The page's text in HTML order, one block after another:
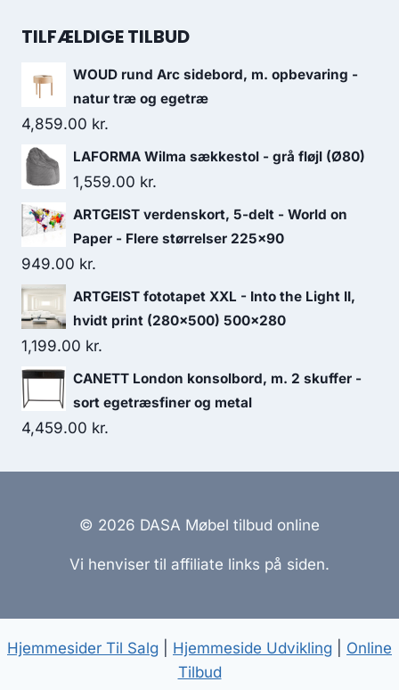
TILFÆLDIGE TILBUD
WOUD rund Arc sidebord, m. opbevaring -
natur træ og egetræ
4,859.00 kr.
LAFORMA Wilma sækkestol - grå fløjl (Ø80)
1,559.00 kr.
ARTGEIST verdenskort, 5-delt - World on
Paper - Flere størrelser 225x90
949.00 kr.
ARTGEIST fototapet XXL - Into the Light II,
hvidt print (280x500) 500x280
1,199.00 kr.
CANETT London konsolbord, m. 2 skuffer -
sort egetræsfiner og metal
4,459.00 kr.
© 2026 DASA Møbel tilbud online
Vi henviser til affiliate links på siden.
Hjemmesider Til Salg Hjemmeside Udvikling
Online
Tilbud